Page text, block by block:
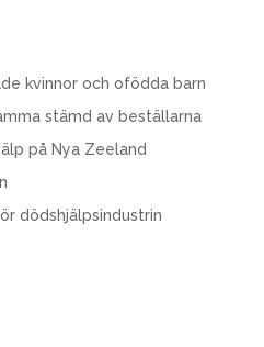
kvinnor och ofödda barn
stämd av beställarna
på Nya Zeeland
dödshjälpsindustrin